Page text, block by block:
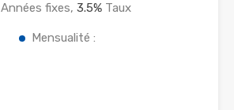
Années fixes, 3.5%Taux
Mensualité :